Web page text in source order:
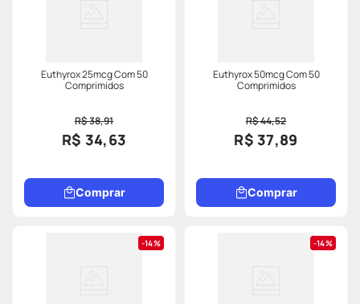
Euthyrox 25mcg Com 50
Comprimidos
R$ 38,91
R$ 34,63
Comprar
Euthyrox 50mcg Com 50
Comprimidos
R$ 44,52
R$ 37,89
Comprar
14% 14%